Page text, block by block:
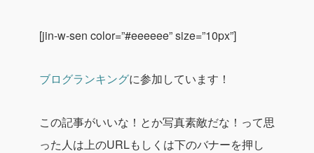
[jin-w-sen color=”#eeeeee” size=”10px”]
ブログランキングに参加しています！
この記事がいいな！とか写真素敵だな！って思
った人は上のURLもしくは下のバナーを押し